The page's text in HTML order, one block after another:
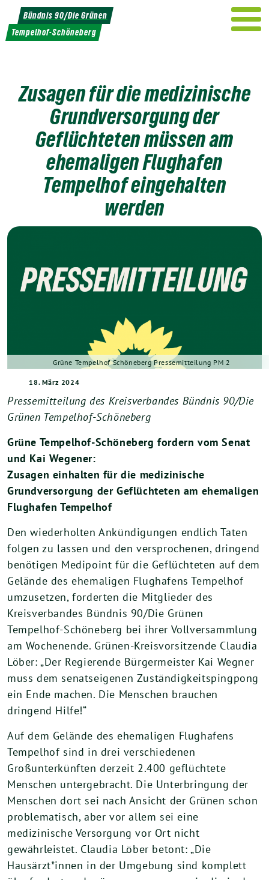
Weiter
zum
Inhalt
Bündnis 90/Die Grünen
Tempelhof-Schöneberg
Zusagen für die medizinische
Grundversorgung der
Geflüchteten müssen am
ehemaligen Flughafen
Tempelhof eingehalten
werden
Grüne Tempelhof Schöneberg Pressemitteilung PM 2
18. März 2024
Pressemitteilung des Kreisverbandes Bündnis 90/Die
Grünen Tempelhof-Schöneberg
Grüne Tempelhof-Schöneberg fordern vom Senat
und Kai Wegener:
Zusagen einhalten für die medizinische
Grundversorgung der Geflüchteten am ehemaligen
Flughafen Tempelhof
Den wiederholten Ankündigungen endlich Taten
folgen zu lassen und den versprochenen, dringend
benötigen Medipoint für die Geflüchteten auf dem
Gelände des ehemaligen Flughafens Tempelhof
umzusetzen, forderten die Mitglieder des
Kreisverbandes Bündnis 90/Die Grünen
Tempelhof-Schöneberg bei ihrer Vollversammlung
am Wochenende. Grünen-Kreisvorsitzende Claudia
Löber: „Der Regierende Bürgermeister Kai Wegner
muss dem senatseigenen Zuständigkeitspingpong
ein Ende machen. Die Menschen brauchen
dringend Hilfe!“
Auf dem Gelände des ehemaligen Flughafens
Tempelhof sind in drei verschiedenen
Großunterkünften derzeit 2.400 geflüchtete
Menschen untergebracht. Die Unterbringung der
Menschen dort sei nach Ansicht der Grünen schon
problematisch, aber vor allem sei eine
medizinische Versorgung vor Ort nicht
gewährleistet. Claudia Löber betont: „Die
Hausärzt*innen in der Umgebung sind komplett